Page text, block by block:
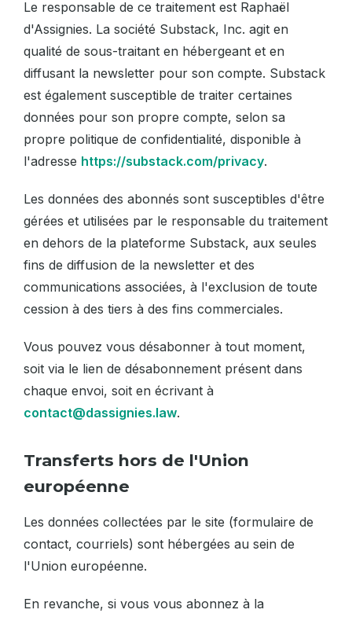
Le responsable de ce traitement est Raphaël
d'Assignies. La société Substack, Inc. agit en
qualité de sous-traitant en hébergeant et en
diffusant la newsletter pour son compte. Substack
est également susceptible de traiter certaines
données pour son propre compte, selon sa
propre politique de confidentialité, disponible à
l'adresse https://substack.com/privacy.
Les données des abonnés sont susceptibles d'être
gérées et utilisées par le responsable du traitement
en dehors de la plateforme Substack, aux seules
fins de diffusion de la newsletter et des
communications associées, à l'exclusion de toute
cession à des tiers à des fins commerciales.
Vous pouvez vous désabonner à tout moment,
soit via le lien de désabonnement présent dans
chaque envoi, soit en écrivant à
contact@dassignies.law.
Transferts hors de l'Union
européenne
Les données collectées par le site (formulaire de
contact, courriels) sont hébergées au sein de
l'Union européenne.
En revanche, si vous vous abonnez à la